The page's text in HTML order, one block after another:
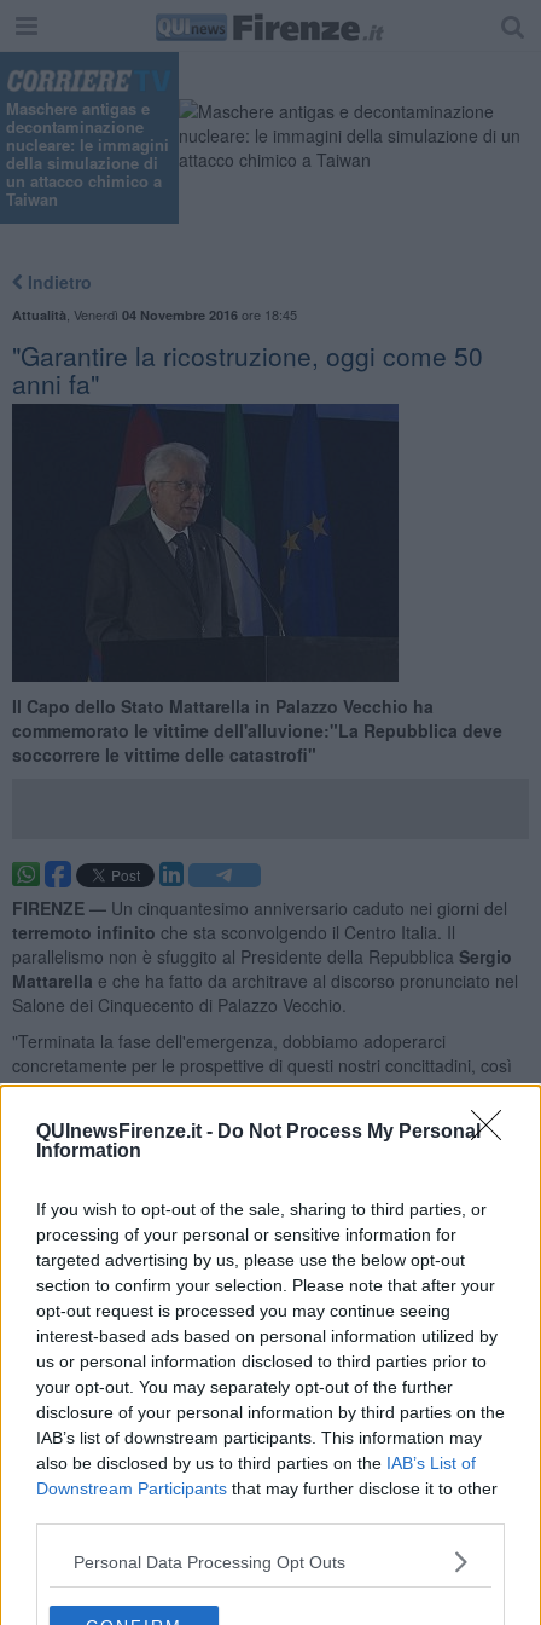
QUInewsFirenze.it - Do Not Process My Personal
Information
If you wish to opt-out of the sale, sharing to third parties, or
processing of your personal or sensitive information for
targeted advertising by us, please use the below opt-out
section to confirm your selection. Please note that after your
opt-out request is processed you may continue seeing
interest-based ads based on personal information utilized by
us or personal information disclosed to third parties prior to
your opt-out. You may separately opt-out of the further
disclosure of your personal information by third parties on the
IAB’s list of downstream participants. This information may
also be disclosed by us to third parties on the IAB’s List of
Downstream Participants that may further disclose it to other
Personal Data Processing Opt Outs
Maschere antigas e
decontaminazione
nucleare: le immagini
della simulazione di
un attacco chimico a
Taiwan
Indietro
Attualità Venerdì 04 Novembre 2016ore 18:45
"Garantire la ricostruzione, oggi come 50
anni fa"
Il Capo dello Stato Mattarella in Palazzo Vecchio ha
commemorato le vittime dell'alluvione:"La Repubblica deve
soccorrere le vittime delle catastrofi"
FIRENZE — Un cinquantesimo anniversario caduto nei giorni del
terremoto infinito che sta sconvolgendo il Centro Italia. Il
parallelismo non è sfuggito al Presidente della Repubblica Sergio
Mattarella e che ha fatto da architrave al discorso pronunciato nel
Salone dei Cinquecento di Palazzo Vecchio.
"Terminata la fase dell'emergenza, dobbiamo adoperarci
concretamente per le prospettive di questi nostri concittadini, così
segnati da perdita e sofferenza. Oggi come allora, all'indomani
ricostruzione".
"Ricostruzione delle abitazioni, delle scuole, degli ospedali, degli
uffici pubblici. Ricostruzione dei luoghi di lavoro, di ritrovo, delle
chiese, dei monumenti che esprimono la storia antica di grande
civiltà di quei comuni", ha aggiunto Mattarella.
"La speranza nelle istituzioni,innanzitutto. La Repubblica ha il
dovere di soccorrere le vittime delle catastrofi, garantendo loro, nel
più breve tempo possibile, come sta avvenendo con prontezza ed
efficienza, un riparo confortevole e ogni forma di assistenza,
anche psicologica: tutto quello che è necessario per garantire
agli sfollati una condizione dignitosa, premessa della ripresa", ha
aggiunto Mattarella.